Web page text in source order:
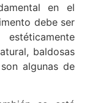
en el
debe ser
baldosas
algunas de